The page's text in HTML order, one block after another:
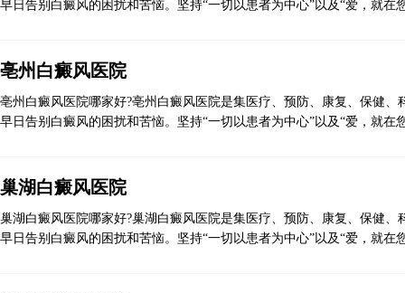
早日告别白癜风的困扰和苦恼。坚持“一切以患者为中心”以及“爱，就在
亳州白癜风医院
亳州白癜风医院哪家好?亳州白癜风医院是集医疗、预防、康复、保健
早日告别白癜风的困扰和苦恼。坚持“一切以患者为中心”以及“爱，就在
巢湖白癜风医院
巢湖白癜风医院哪家好?巢湖白癜风医院是集医疗、预防、康复、保健
早日告别白癜风的困扰和苦恼。坚持“一切以患者为中心”以及“爱，就在